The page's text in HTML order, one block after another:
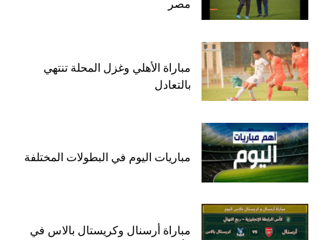
مصر
مباراة الأهلي وغزل المحلة تنتهي
بالتعادل
مباريات اليوم في البطولات المختلفة
مباراة أرسنال وكريستال بالاس في